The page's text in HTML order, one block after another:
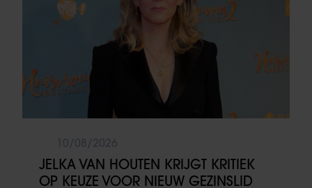
JELKA VAN HOUTEN KRIJGT KRITIEK
OP KEUZE VOOR NIEUW GEZINSLID